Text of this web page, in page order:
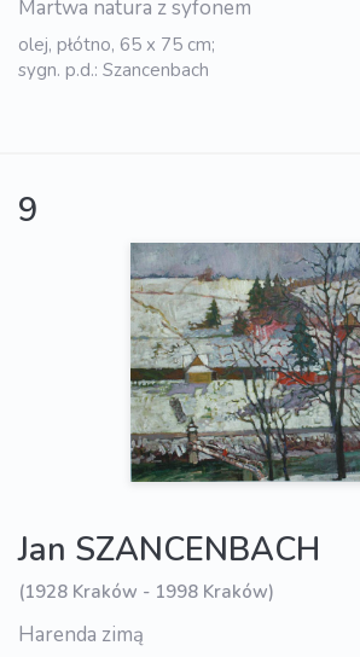
Martwa natura z syfonem
olej, płótno, 65 x 75 cm;
sygn. p.d.: Szancenbach
9
Jan SZANCENBACH
(1928 Kraków - 1998 Kraków)
Harenda zimą